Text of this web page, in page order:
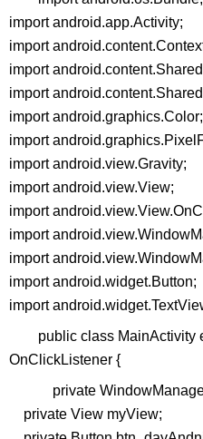
import android.app.Activity;
import
import
import
import android.graphics.Color;
import
import android.view.Gravity;
import android.view.View;
import
import
import
import android.widget.Button;
import
public class MainActivity
OnClickListener {
private
private View myView;